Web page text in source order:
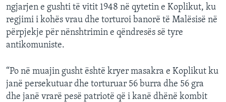
ngjarjen e gushti të vitit 1948 në qytetin e Koplikut, ku
regjimi i kohës vrau dhe torturoi banorë të Malësisë në
përpjekje për nënshtrimin e qëndresës së tyre
antikomuniste.
“Po në muajin gusht është kryer masakra e Koplikut ku
janë persekutuar dhe torturuar 56 burra dhe 56 gra
dhe janë vrarë pesë patriotë që i kanë dhënë kombit